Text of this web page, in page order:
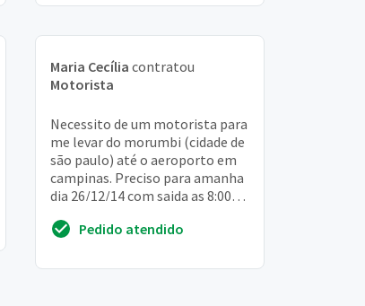
Maria Cecília contratou
Motorista
Necessito de um motorista para
me levar do morumbi (cidade de
são paulo) até o aeroporto em
campinas. Preciso para amanha
dia 26/12/14 com saida as 8:00
Pedido atendido